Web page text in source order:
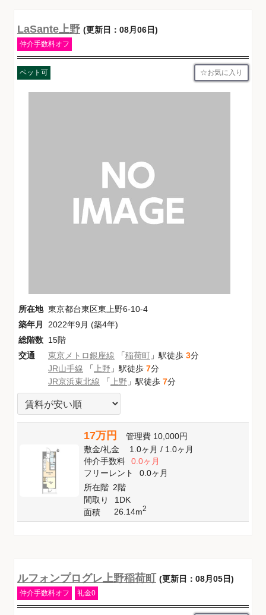
LaSante上野 (更新日：08月06日)
仲介手数料オフ
ペット可 お気に入り
所在地 東京都台東区東上野6-10-4
築年月
2022年9月 (築4年)
総階数 15階
交通
東京メトロ銀座線 「稲荷町 」駅徒歩 3分
JR山手線 「 上野 」駅徒歩 7分
JR京浜東北線 「 上野 」駅徒歩 7分
17万円 管理費 10,000円
敷金/礼金 1.0ヶ月/ 1.0ヶ月
仲介手数料
0.0ヶ月
フリーレント
0.0ヶ月
所在階 2階
間取り
1DK
面積
26.14m2
ルフォンプログレ上野稲荷町 (更新日：08月05日)
仲介手数料オフ 礼金0